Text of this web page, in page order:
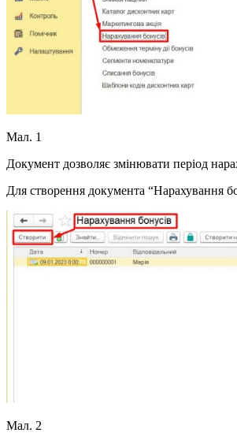
Мал. 1
Документ дозволяє змінювати період
Для створення документа “Нарахування
Мал. 2